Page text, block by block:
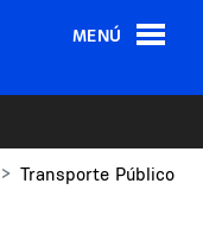
MENÚ
Transporte Público